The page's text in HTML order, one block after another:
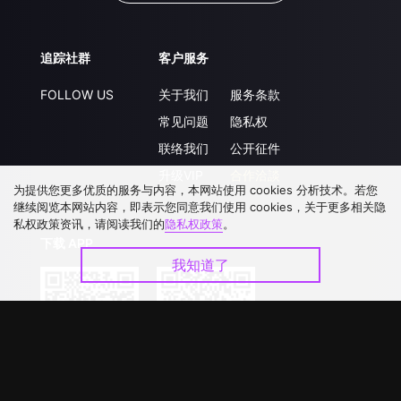
追踪社群
FOLLOW US
客户服务
关于我们
常见问题
联络我们
服务条款
隐私权
公开征件
为提供您更多优质的服务与内容，本网站使用 cookies 分析技术。若您
继续阅览本网站内容，即表示您同意我们使用 cookies，关于更多相关隐
私权政策资讯，请阅读我们的隐私权政策。
我知道了